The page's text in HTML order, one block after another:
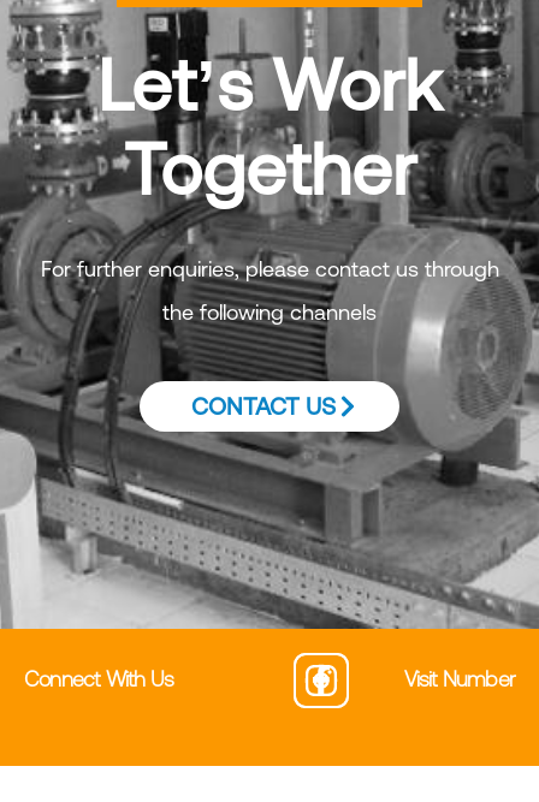
Let’s Work
Together
For further enquiries, please contact us through
the following channels
CONTACT US
Connect With Us Visit Number